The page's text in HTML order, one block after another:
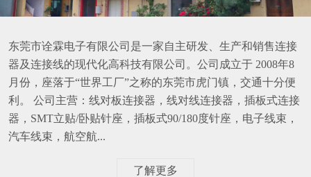
东莞市诠霖电子有限公司是一家自主研发、生产和销售连接
器及连接线的现代化高科技有限公司。公司成立于 2008年8
月份，座落于“世界工厂”之称的东莞市虎门镇，交通十分便
利。 公司主营：线对板连接器，线对线连接器，插板式连接
器，SMT立贴/卧贴针座，插板式90/180度针座，电子线束，
汽车线束，航空航...
了解更多